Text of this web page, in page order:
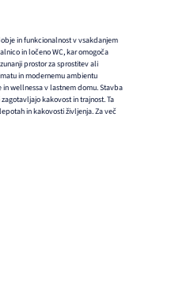
in funkcionalnost v vsakdanjem
in ločeno WC, kar omogoča
prostor za sprostitev ali
in modernemu ambientu
in wellnessa v lastnem domu. Stavba
kakovost in trajnost. Ta
in kakovosti življenja. Za več